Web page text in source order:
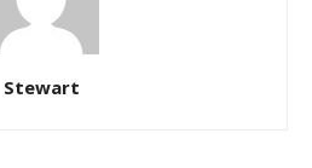
Stewart